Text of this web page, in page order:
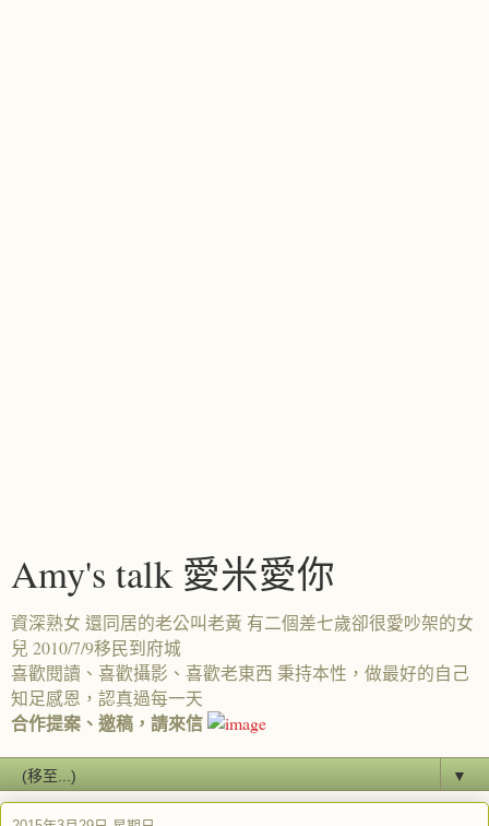
Amy's talk 愛米愛你
資深熟女 還同居的老公叫老黃 有二個差七歲卻很愛吵架的女
兒 2010/7/9移民到府城
喜歡閱讀、喜歡攝影、喜歡老東西 秉持本性，做最好的自己
知足感恩，認真過每一天
合作提案、邀稿，請來信
▼